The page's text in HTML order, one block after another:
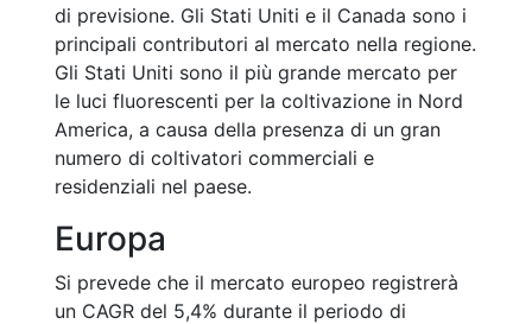
di previsione. Gli Stati Uniti e il Canada sono i
principali contributori al mercato nella regione.
Gli Stati Uniti sono il più grande mercato per
le luci fluorescenti per la coltivazione in Nord
America, a causa della presenza di un gran
numero di coltivatori commerciali e
residenziali nel paese.
Europa
Si prevede che il mercato europeo registrerà
un CAGR del 5,4% durante il periodo di